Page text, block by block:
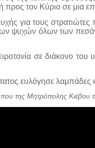
προς τον Κύριο σε μια
για τους
ψυχών όλων των
σε διάκονο
ευλόγησε λαμπάδες
της Μητρόπολης Κιέβου